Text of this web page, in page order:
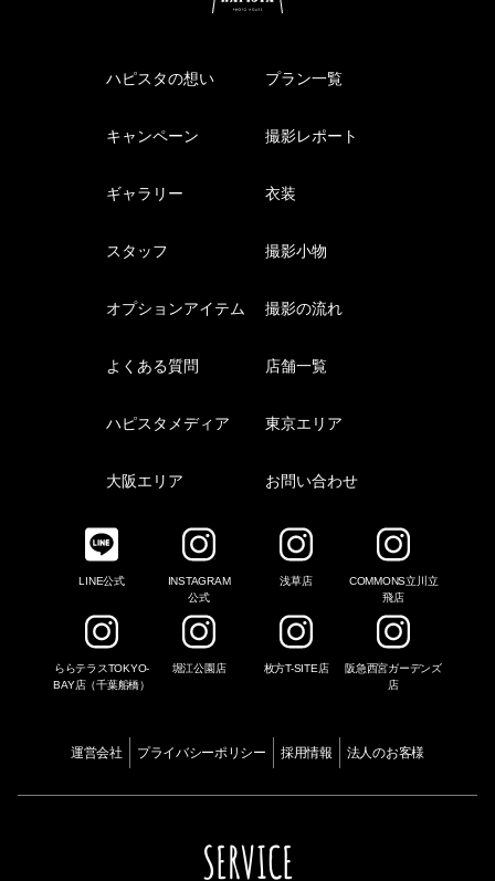
ハピスタの想い プラン一覧
キャンペーン 撮影レポート
ギャラリー 衣装
スタッフ 撮影小物
オプションアイテム 撮影の流れ
よくある質問 店舗一覧
ハピスタメディア 東京エリア
大阪エリア お問い合わせ
LINE公式
INSTAGRAM
公式
浅草店
COMMONS立川立
飛店
ららテラスTOKYO-
BAY店（千葉船橋）
堀江公園店 枚方T-SITE店
阪急西宮ガーデンズ
店
運営会社 プライバシーポリシー 採用情報 法人のお客様
SERVICE